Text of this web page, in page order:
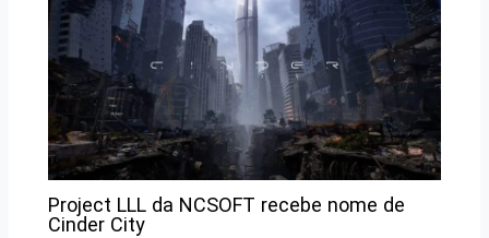
Project LLL da NCSOFT recebe nome de
Cinder City